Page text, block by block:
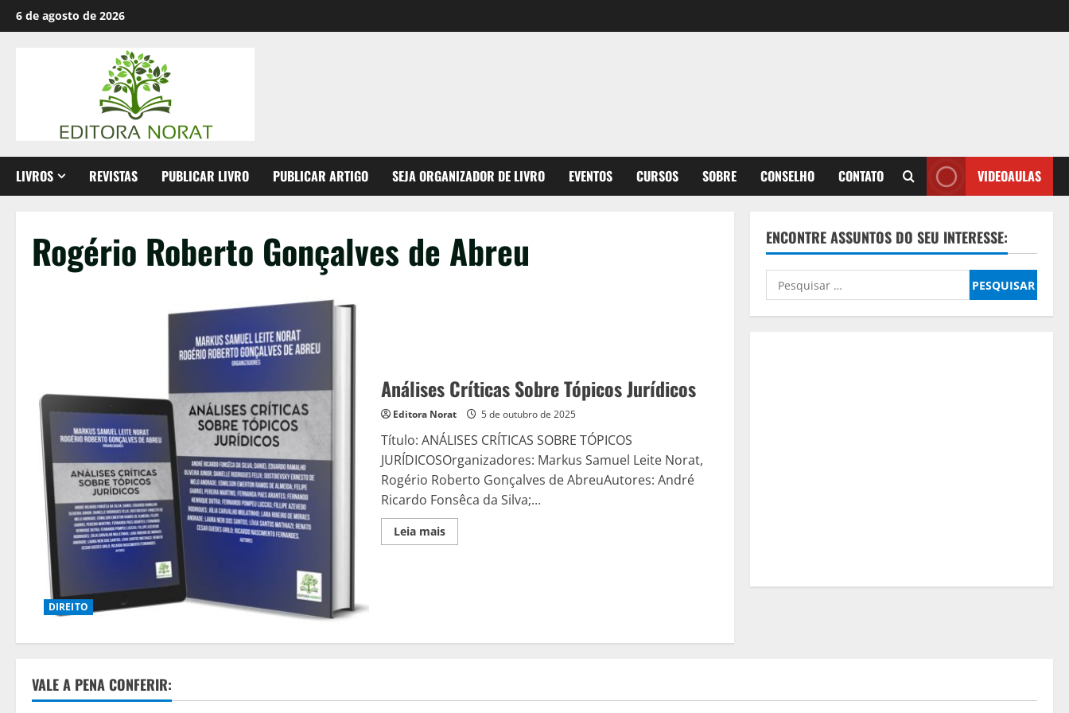
Skip
to
6 de agosto de 2026
LIVROS REVISTAS PUBLICAR LIVRO PUBLICAR ARTIGO SEJA ORGANIZADOR DE LIVRO EVENTOS CURSOS SOBRE CONSELHO CONTATO VIDEOAULAS
Rogério Roberto Gonçalves de Abreu
DIREITO
Análises Críticas Sobre Tópicos Jurídicos
Editora Norat 5 de outubro de 2025
Título: ANÁLISES CRÍTICAS SOBRE TÓPICOS
JURÍDICOSOrganizadores: Markus Samuel Leite Norat,
Rogério Roberto Gonçalves de AbreuAutores: André
Ricardo Fonsêca da Silva;...
Leia maisRead
more
ENCONTRE ASSUNTOS DO SEU INTERESSE:
Pesquisar
por:
VALE A PENA CONFERIR: